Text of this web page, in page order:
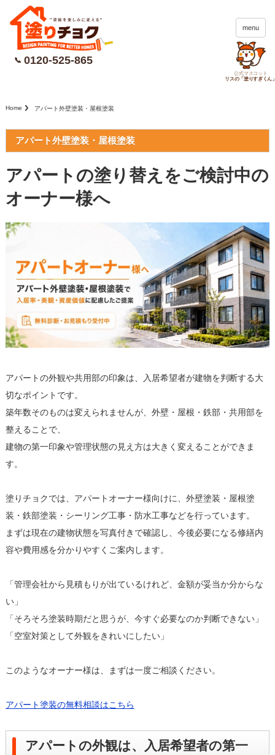
📞 0120-525-865
menu
公式マスコット
リスの「塗りすぎくん
Home アパート外壁塗装・屋根塗装
アパート外壁塗装・屋根塗装
アパートの塗り替えをご検討中の
オーナー様へ
アパートの外観や共用部の印象は、入居希望者が建物を判断する大
切なポイントです。
築年数そのものは変えられませんが、外壁・屋根・鉄部・共用部を
整えることで、
建物の第一印象や管理状態の見え方は大きく変えることができま
す。
塗りチョクでは、アパートオーナー様向けに、外壁塗装・屋根塗
装・鉄部塗装・シーリング工事・防水工事などを行っています。
まずは現在の建物状態を写真付きで確認し、今後必要になる修繕内
容や費用感を分かりやすくご案内します。
「管理会社から見積もりが出ているけれど、金額が妥当か分からな
い」
「そろそろ塗装時期だと思うが、今すぐ必要なのか判断できない」
「空室対策として外観をきれいにしたい」
このようなオーナー様は、まずは一度ご相談ください。
アパート塗装の無料相談はこちら
アパートの外観は、入居希望者の第一